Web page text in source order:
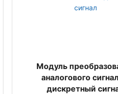
Модуль
аналогового
дискретный